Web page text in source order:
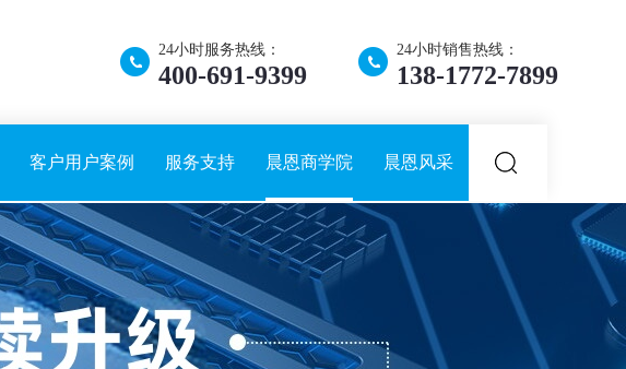
24小时服务热线：
400-691-9399
24小时销售热线：
138-1772-7899
客户用户案例 服务支持 晨恩商学院 晨恩风采